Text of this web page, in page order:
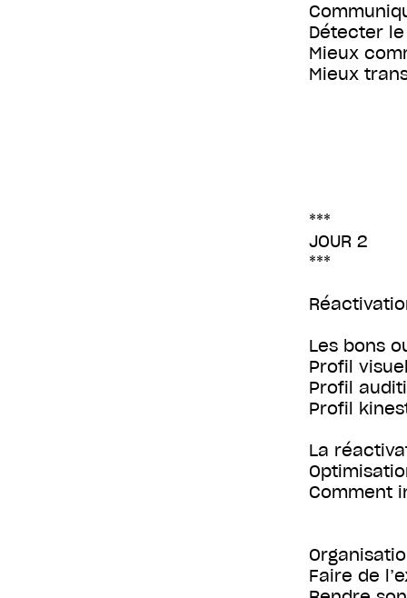
Détecter
Mieux
Mieux
***
JOUR 2
***
Les bons
Profil
Profil
Profil
La
Comment
Faire de